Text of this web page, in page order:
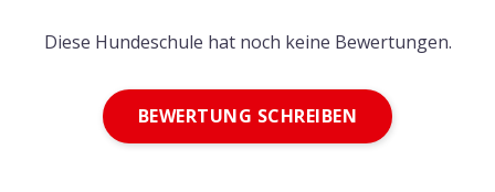
Diese Hundeschule hat noch keine Bewertungen.
BEWERTUNG SCHREIBEN